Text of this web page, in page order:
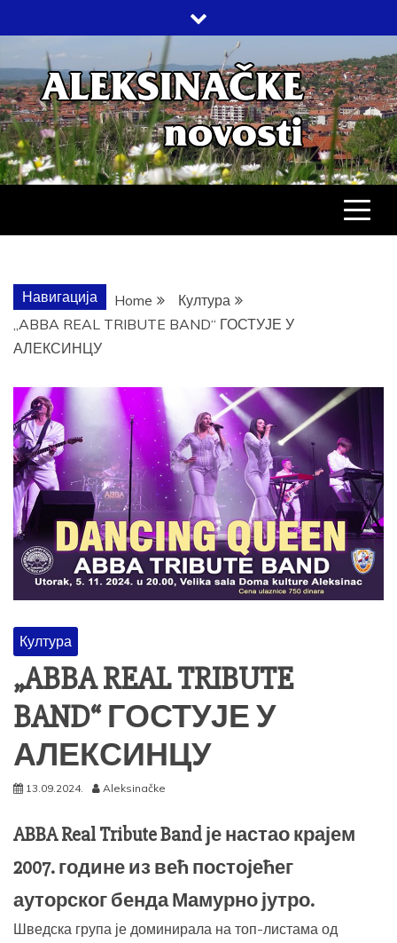
to
content
НОВОСТИ
ДРУШТВО, КУЛТУРА, ЕКОНОМИЈА,
СПОРТ, ПОСЛОВНИ ИМЕНИК,
Навигација Home
Култура
„ABBA REAL TRIBUTE BAND“ ГОСТУЈЕ У
АЛЕКСИНЦУ
Култура
„ABBA REAL TRIBUTE
BAND“ ГОСТУЈЕ У
АЛЕКСИНЦУ
13.09.2024. Aleksinačke
ABBA Real Tribute Band је настао крајем
2007. године из већ постојећег
ауторског бенда Мамурно јутро.
Шведска група је доминирала на топ-листама од